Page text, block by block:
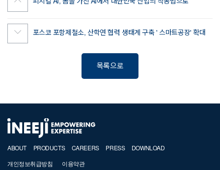
피지컬 AI, 몸을 가진 AI에서 대한민국 산업의 작동법으로
포스코 포항제철소, 산학연 협력 생태계 구축 ' 스마트공장' 확대
목록으로
ABOUT PRODUCTS CAREERS PRESS DOWNLOAD
개인정보취급방침 이용약관